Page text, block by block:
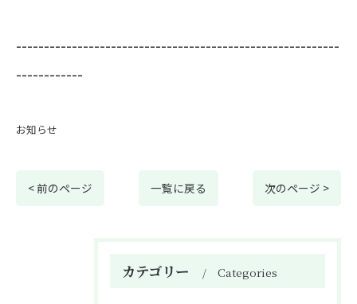
----------------------------------------------------------
------------
お知らせ
< 前のページ 一覧に戻る 次のページ >
カテゴリー Categories